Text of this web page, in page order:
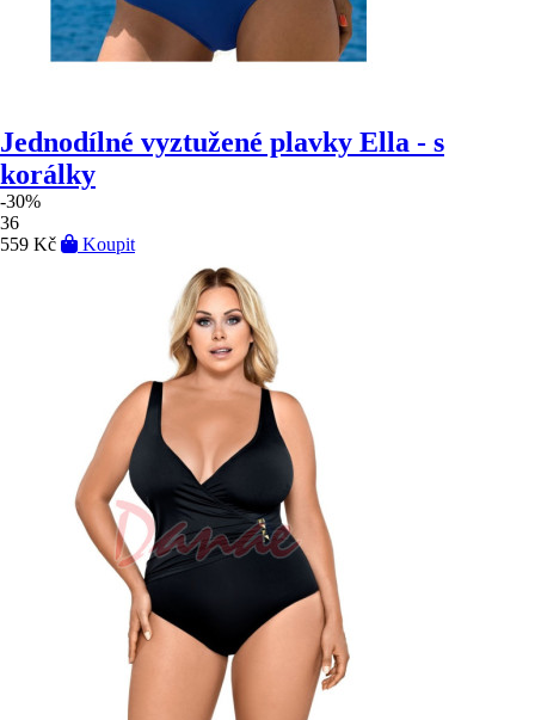
Jednodílné vyztužené plavky Ella - s
korálky
-30%
36
559 Kč
Koupit